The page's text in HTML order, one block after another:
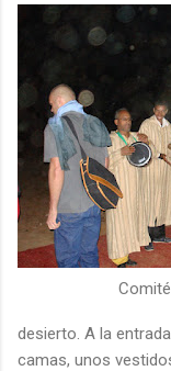
desierto. A la
camas, unos